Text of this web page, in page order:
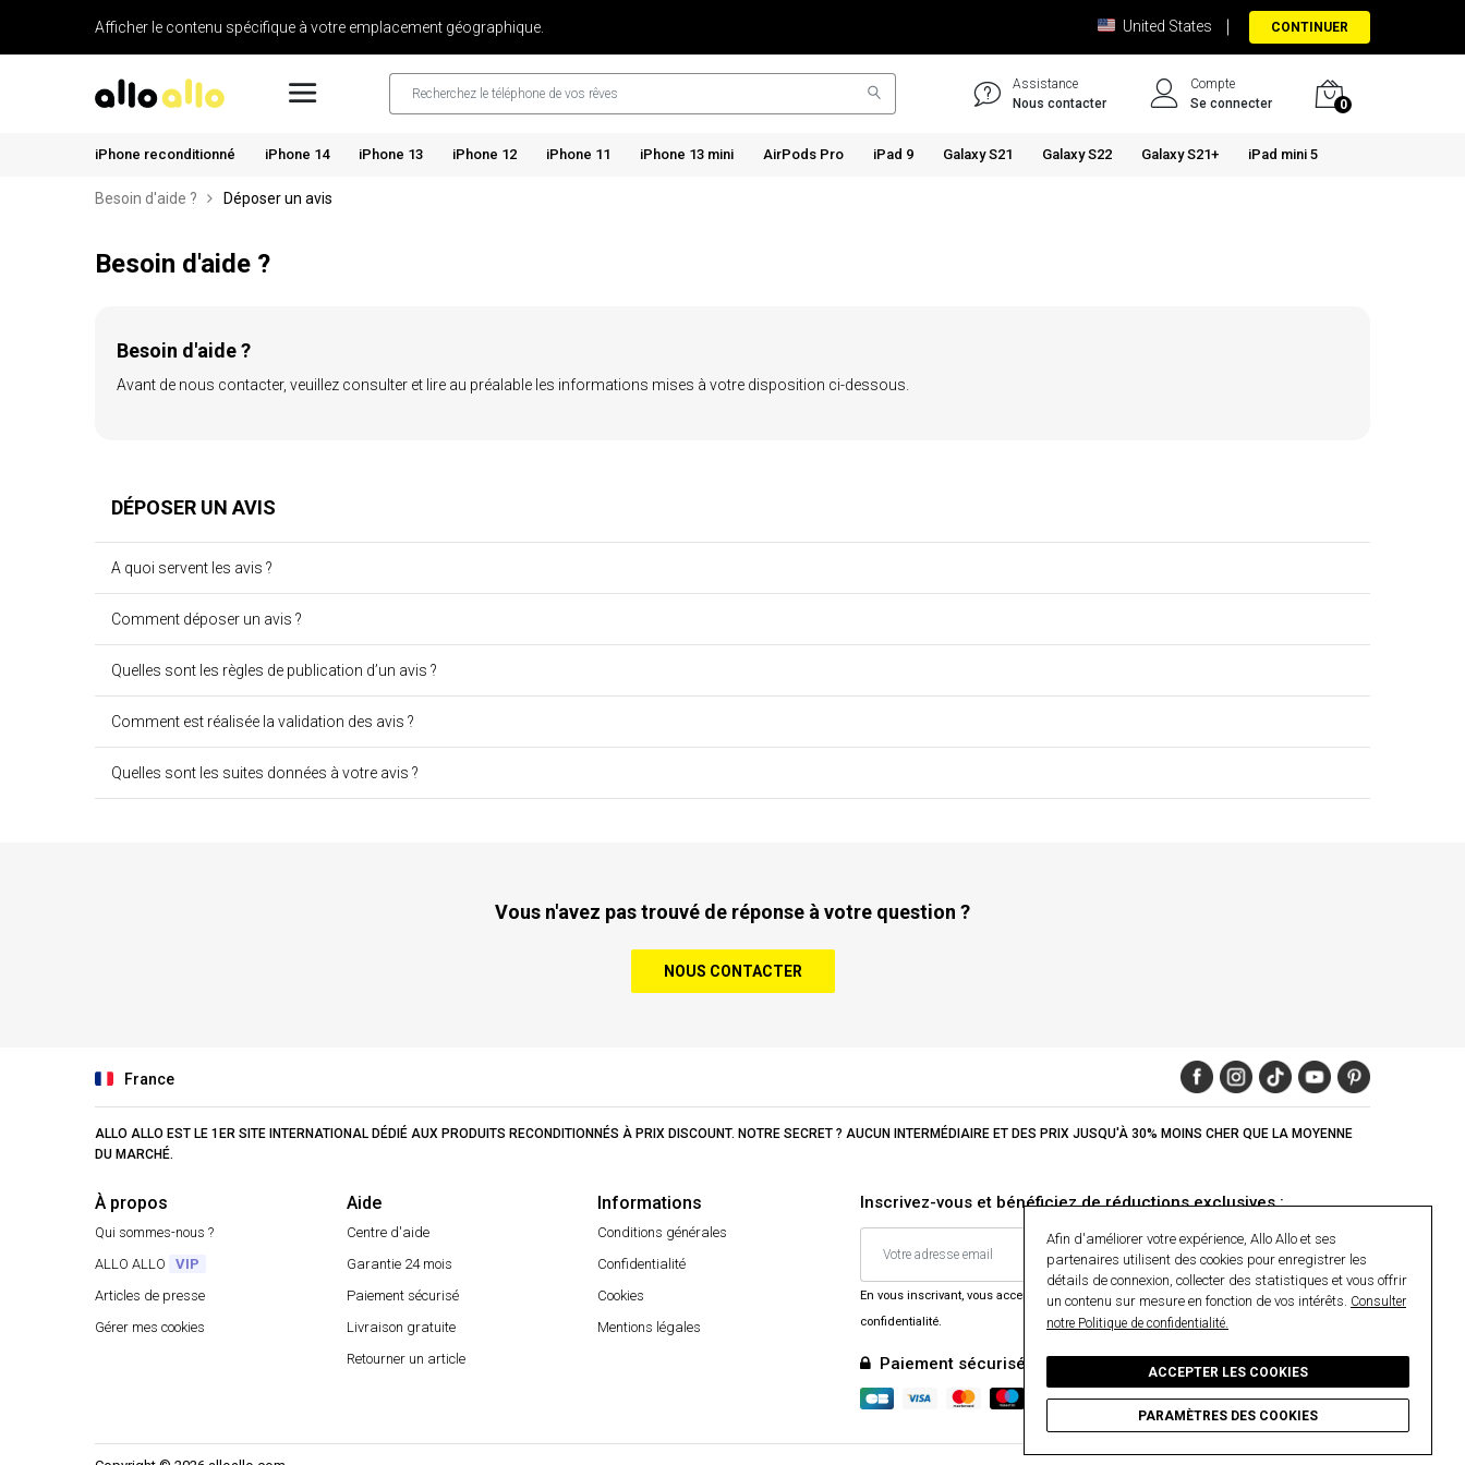
Afficher le contenu spécifique à votre emplacement géographique. United States CONTINUER
Assistance
Nous contacter
Compte
Se connecter
0
iPhone reconditionné iPhone 14 iPhone 13 iPhone 12 iPhone 11 iPhone 13 mini AirPods Pro iPad 9 Galaxy S21 Galaxy S22 Galaxy S21+ iPad mini 5
Besoin d'aide ? Déposer un avis
Besoin d'aide ?
Besoin d'aide ?
Avant de nous contacter, veuillez consulter et lire au préalable les informations mises à votre disposition ci-dessous.
DÉPOSER UN AVIS
A quoi servent les avis ?
Comment déposer un avis ?
Quelles sont les règles de publication d’un avis ?
Comment est réalisée la validation des avis ?
Quelles sont les suites données à votre avis ?
Vous n'avez pas trouvé de réponse à votre question ?
NOUS CONTACTER
France
ALLO ALLO EST LE 1ER SITE INTERNATIONAL DÉDIÉ AUX PRODUITS RECONDITIONNÉS À PRIX DISCOUNT. NOTRE SECRET ? AUCUN INTERMÉDIAIRE ET DES PRIX JUSQU'À 30% MOINS CHER QUE LA MOYENNE
DU MARCHÉ.
À propos
Qui sommes-nous ?
ALLO ALLO
VIP
Articles de presse
Gérer mes cookies
Aide
Centre d'aide
Garantie 24 mois
Paiement sécurisé
Livraison gratuite
Retourner un article
Informations
Conditions générales
Confidentialité
Cookies
Mentions légales
Inscrivez-vous et bénéficiez de réductions exclusives :
OK
En vous inscrivant, vous acceptez nos Conditions générales et ainsi que notre Politique de
confidentialité.
Paiement sécurisé
Afin d'améliorer votre expérience, Allo Allo et ses
partenaires utilisent des cookies pour enregistrer les
détails de connexion, collecter des statistiques et vous offrir
un contenu sur mesure en fonction de vos intérêts. Consulter
notre Politique de confidentialité.
ACCEPTER LES COOKIES
PARAMÈTRES DES COOKIES